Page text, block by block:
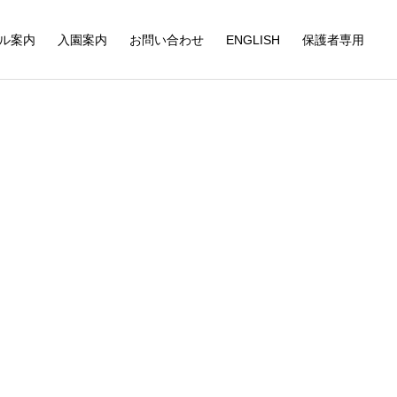
案内 入園案内 お問い合わせ ENGLISH 保護者専用